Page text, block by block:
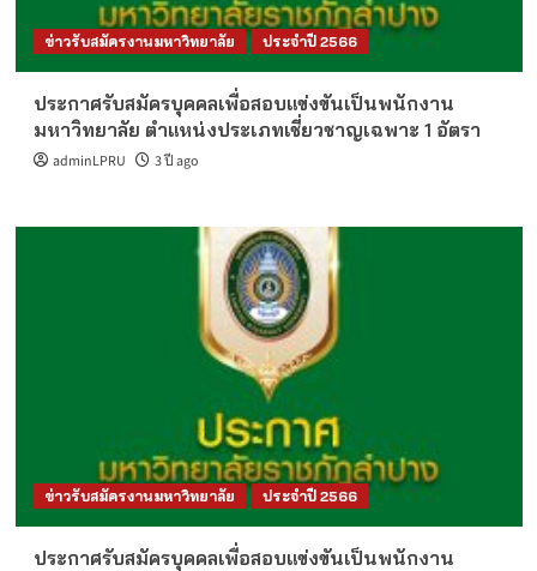
ข่าวรับสมัครงานมหาวิทยาลัย ประจำปี 2566
ประกาศรับสมัครบุคคลเพื่อสอบแข่งขันเป็นพนักงาน
มหาวิทยาลัย ตำแหน่งประเภทเชี่ยวชาญเฉพาะ 1 อัตรา
adminLPRU 3 ปี ago
ข่าวรับสมัครงานมหาวิทยาลัย ประจำปี 2566
ประกาศรับสมัครบุคคลเพื่อสอบแข่งขันเป็นพนักงาน